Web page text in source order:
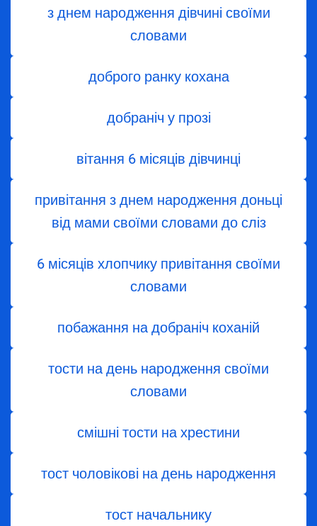
з днем ​​народження дівчині своїми
словами
доброго ранку кохана
добраніч у прозі
вітання 6 місяців дівчинці
привітання з днем народження доньці
від мами своїми словами до сліз
6 місяців хлопчику привітання своїми
словами
побажання на добраніч коханій
тости на день народження своїми
словами
смішні тости на хрестини
тост чоловікові на день народження
тост начальнику